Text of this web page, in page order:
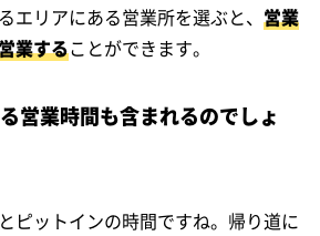
エリアにある営業所を選ぶと、営業
業することができます。
営業時間も含まれるのでしょ
ピットインの時間ですね。帰り道に